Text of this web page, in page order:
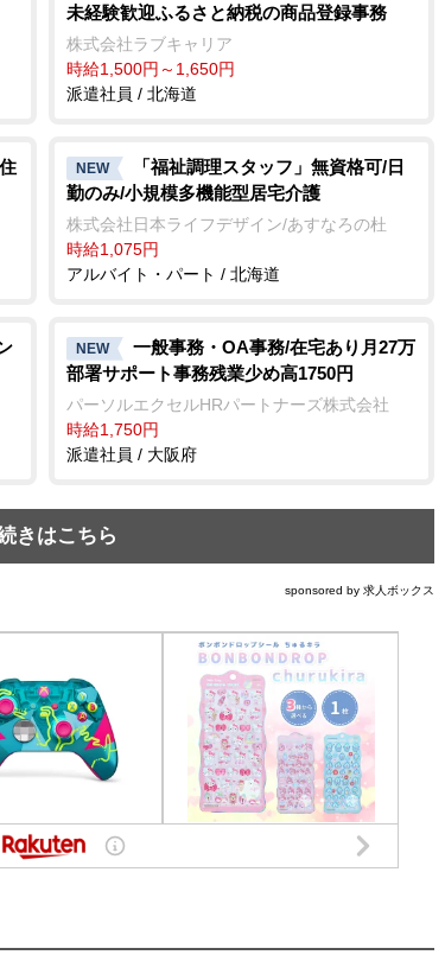
未経験歓迎ふるさと納税の商品登録事務
株式会社ラブキャリア
時給1,500円～1,650円
派遣社員 / 北海道
NEW
「福祉調理スタッフ」無資格可/日
勤のみ/小規模多機能型居宅介護
株式会社日本ライフデザイン/あすなろの杜
時給1,075円
アルバイト・パート / 北海道
NEW
一般事務・OA事務/在宅あり月27万
部署サポート事務残業少め高1750円
パーソルエクセルHRパートナーズ株式会社
時給1,750円
派遣社員 / 大阪府
きはこちら
sponsored by 求人ボックス